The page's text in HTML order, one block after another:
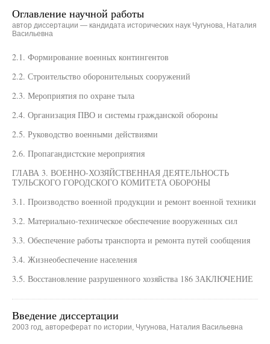
Оглавление научной работы
автор диссертации — кандидата исторических наук Чугунова, Наталия
Васильевна
2.1. Формирование военных контингентов
2.2. Строительство оборонительных сооружений
2.3. Мероприятия по охране тыла
2.4. Организация ПВО и системы гражданской обороны
2.5. Руководство военными действиями
2.6. Пропагандистские мероприятия
ГЛАВА 3. ВОЕННО-ХОЗЯЙСТВЕННАЯ ДЕЯТЕЛЬНОСТЬ
ТУЛЬСКОГО ГОРОДСКОГО КОМИТЕТА ОБОРОНЫ
3.1. Производство военной продукции и ремонт военной техники
3.2. Материально-техническое обеспечение вооруженных сил
3.3. Обеспечение работы транспорта и ремонта путей сообщения
3.4. Жизнеобеспечение населения
3.5. Восстановление разрушенного хозяйства 186 ЗАКЛЮЧЕНИЕ
Введение диссертации
2003 год, автореферат по истории, Чугунова, Наталия Васильевна